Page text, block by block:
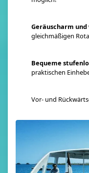
Geräuscharm
gleichmäßigen
Bequeme
praktischen
Vor- und